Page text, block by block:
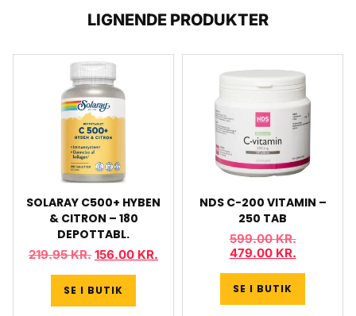
LIGNENDE PRODUKTER
SOLARAY C500+ HYBEN
& CITRON – 180
DEPOTTABL.
219.95KR. 156.00 KR.
SE I BUTIK
NDS C-200 VITAMIN –
250 TAB
599.00KR.
479.00 KR.
SE I BUTIK